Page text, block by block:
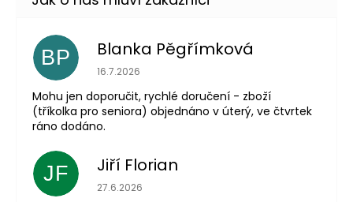
BP Blanka Pěgřímková
Hodnocení obchodu je 5 z 5 hvězdiček.
16.7.2026
Mohu jen doporučit, rychlé doručení - zboží
(tříkolka pro seniora) objednáno v úterý, ve čtvrtek
ráno dodáno.
JF Jiří Florian
Hodnocení obchodu je 5 z 5 hvězdiček.
27.6.2026